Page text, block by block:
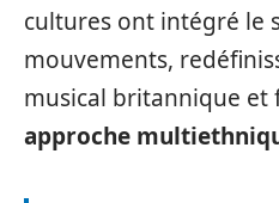
cultures ont intégré le
mouvements,
musical britannique et
approche